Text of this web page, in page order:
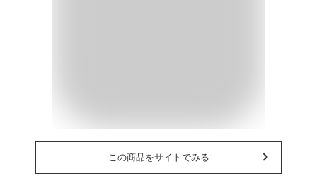
この商品をサイトでみる